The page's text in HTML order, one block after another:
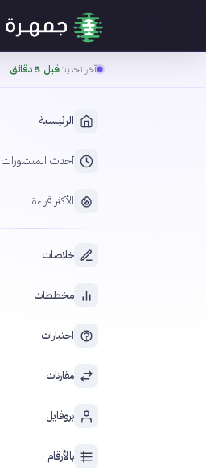
آخر تحديثقبل 5 دقائق
الرئيسية
أحدث المنشورات
الأكثر قراءة
خلاصات
مخططات
اختبارات
مقارنات
بروفايل
بالأرقام